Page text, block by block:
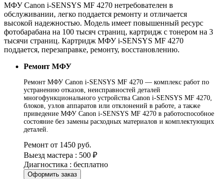
МФУ Canon i-SENSYS MF 4270 нетребователен в
обслуживании, легко поддается ремонту и отличается
высокой надежностью. Модель имеет повышенный ресурс
фотобарабана на 100 тысяч страниц, картридж с тонером на 3
тысячи страниц. Картридж МФУ i-SENSYS MF 4270
поддается, перезаправке, ремонту, восстановлению.
Ремонт МФУ
Ремонт МФУ Canon i-SENSYS MF 4270 — комплекс работ по
устранению отказов, неисправностей деталей
многофункционального устройства Canon i-SENSYS MF 4270,
блоков, узлов аппаратов или отклонений в работе, а также
приведение МФУ Canon i-SENSYS MF 4270 в работоспособное
состояние без замены расходных материалов и комплектующих
деталей.
Ремонт от 1450 руб.
Выезд мастера : 500 ₽
Диагностика : бесплатно
Оформить заказ